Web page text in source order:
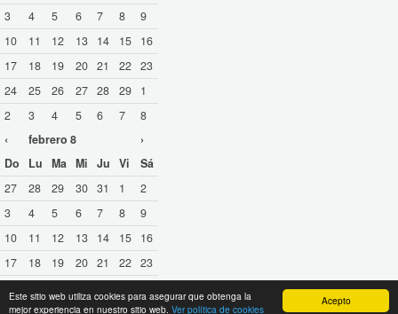
Acepto
Este sitio web utiliza cookies para asegurar que obtenga la
mejor experiencia en nuestro sitio web. Ver política de cookies
3
4 5 6 7 8
9
10
11 12 13 14 15
16
17
18 19 20 21 22 23
24
25 26 27 28 29
1
2
3 4 5 6 7
8
‹
febrero 8
›
Do
Lu Ma Mi Ju Vi
Sá
27
28 29 30 31 1
2
3
4 5 6 7 8
9
10
11 12 13 14 15
16
17
18 19 20 21 22 23